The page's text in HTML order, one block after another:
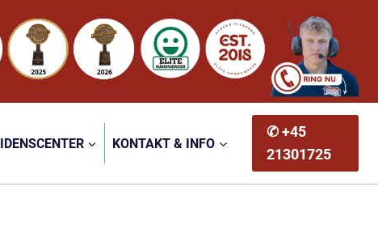
KONTAKT & INFO
✆ +45
21301725